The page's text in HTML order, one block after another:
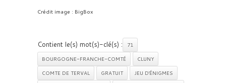
Crédit image : BigBox
Contient le(s) mot(s)-clé(s) :
71
BOURGOGNE-FRANCHE-COMTÉ
CLUNY
COMTE DE TERVAL
GRATUIT
JEU D'ÉNIGMES